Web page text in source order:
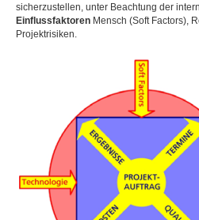
sicherzustellen, unter Beachtung der
Einflussfaktoren Mensch (Soft Factors),
Projektrisiken.